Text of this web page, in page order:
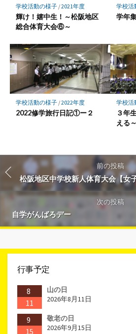
学校活動の様子/2021年度
輝け！嬉中生！～松阪地区
総合体育大会⑥～
学校活
学年
学校活動の様子/2022年度
2022修学旅行日記①ー２
学校活
３年
える
前の投稿
松阪地区中学校新人体育大会【女
次の投稿
自学がんばろデー
行事予定
8
11
山の日
2026年8月11日
9
15
敬老の日
2026年9月15日